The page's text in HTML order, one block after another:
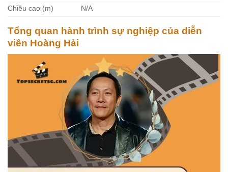
Chiều cao (m) N/A
Tổng quan hành trình sự nghiệp của diễn
viên Hoàng Hải